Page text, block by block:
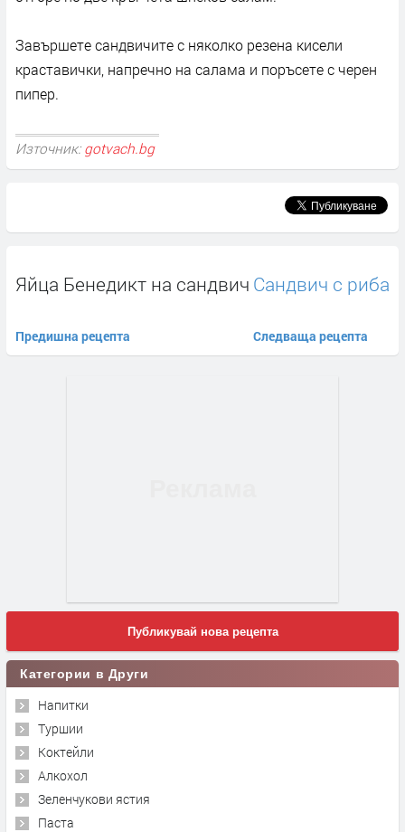
Завършете сандвичите с няколко резена кисели
краставички, напречно на салама и поръсете с черен
пипер.
Източник: gotvach.bg
Яйца Бенедикт на сандвич
Предишна рецепта
Сандвич с риба
Следваща рецепта
Публикувай нова рецепта
Категории в Други
Напитки
Туршии
Коктейли
Алкохол
Зеленчукови ястия
Паста